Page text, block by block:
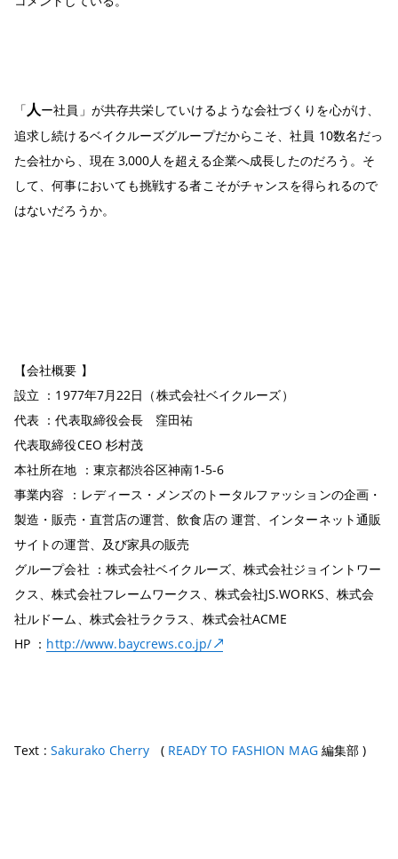
「人ー社員」が共存共栄していけるような会社づくりを心がけ、
追求し続けるベイクルーズグループだからこそ、社員 10数名だっ
た会社から、現在 3,000人を超える企業へ成長したのだろう。そ
して、何事においても挑戦する者こそがチャンスを得られるので
はないだろうか。
【会社概要 】
設立 ：1977年7月22日（株式会社ベイクルーズ）
代表 ：代表取締役会長 窪田祐
代表取締役CEO 杉村茂
本社所在地 ：東京都渋谷区神南1-5-6
事業内容 ：レディース・メンズのトータルファッションの企画・
製造・販売・直営店の運営、飲食店の 運営、インターネット通販
サイトの運営、及び家具の販売
グループ会社 ：株式会社ベイクルーズ、株式会社ジョイントワー
クス、株式会社フレームワークス、株式会社JS.WORKS、株式会
社ルドーム、株式会社ラクラス、株式会社ACME
HP ： http://www.baycrews.co.jp/
Text : Sakurako Cherry ( READY TO FASHION MAG 編集部 )